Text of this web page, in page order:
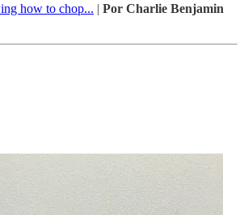
how to chop... | Por Charlie Benjamin